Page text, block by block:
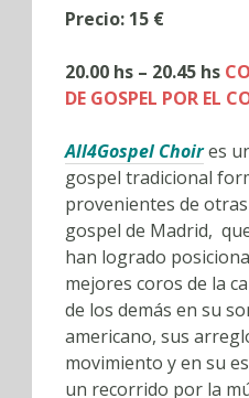
Precio: 15 €
20.00 hs – 20.45 hs
DE GOSPEL POR EL
All4Gospel Choires
gospel tradicional
provenientes de
gospel de Madrid,
han logrado
mejores coros de la
de los demás en su
americano, sus
movimiento y en su
un recorrido por la